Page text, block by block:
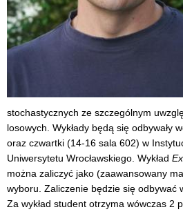
stochastycznych ze szczególnym
losowych. Wykłady będą się odbywały
oraz czwartki (14-16 sala 602) w
Uniwersytetu Wrocławskiego. Wykład
można zaliczyć jako (zaawansowany
wyboru. Zaliczenie będzie się odbywać
Za wykład student otrzyma wówczas 2